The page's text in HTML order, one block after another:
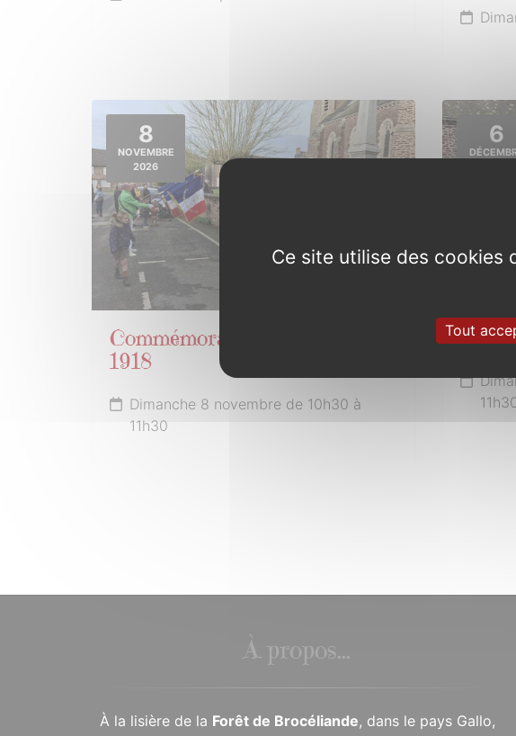
8
NOVEMBRE
2026
Commémoration Armistice
1918
Dimanche 8 novembre de 10h30 à
11h30
6
À propos...
À la lisière de la Forêt de Brocéliande, dans le pays Gallo,
Ce site utilise des cookies
Tout